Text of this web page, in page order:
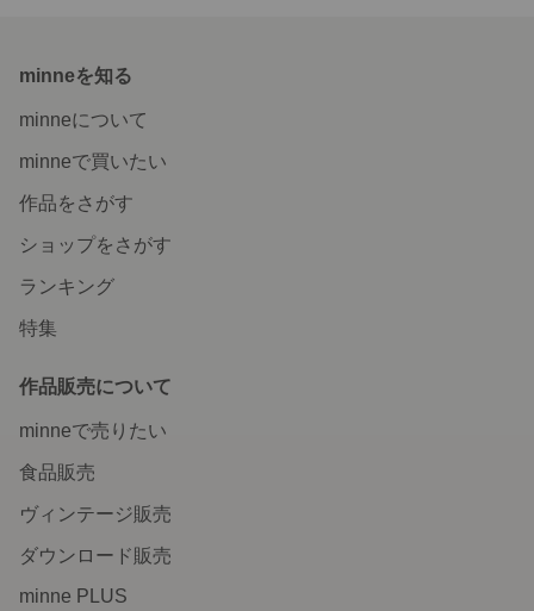
minneを知る
minneについて
minneで買いたい
作品をさがす
ショップをさがす
ランキング
特集
作品販売について
minneで売りたい
食品販売
ヴィンテージ販売
ダウンロード販売
minne PLUS